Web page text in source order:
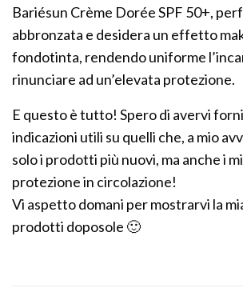
Bariésun Crème Dorée SPF 50+,
abbronzata e desidera un effetto
fondotinta, rendendo uniforme
rinunciare ad un’elevata protezione.
E questo è tutto! Spero di avervi
indicazioni utili su quelli che, a mio
solo i prodotti più nuovi, ma anche i
protezione in circolazione!
Vi aspetto domani per mostrarvi la
prodotti doposole 🙂